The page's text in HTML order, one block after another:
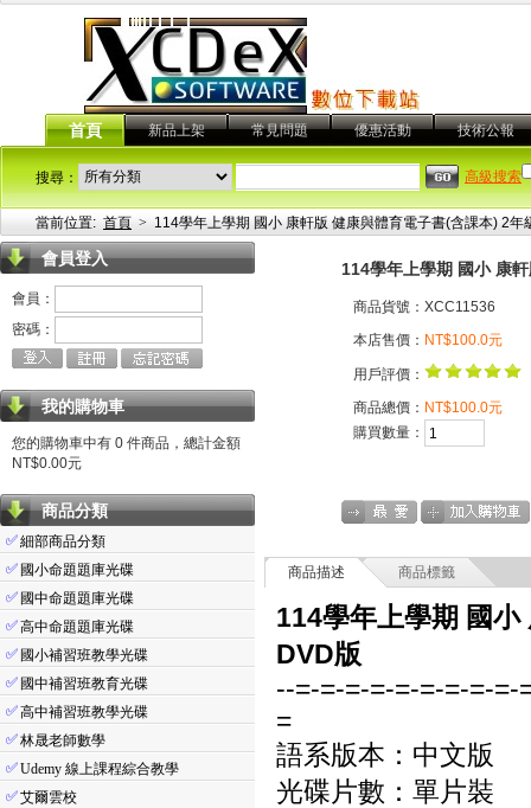
首頁 新品上架 常見問題 優惠活動 技術公報
搜尋： 高級搜索
當前位置: 首頁 > 114學年上學期 國小 康軒版 健康與體育電子書(含課本) 2年
會員登入
會員：
密碼：
我的購物車
您的購物車中有 0 件商品，總計金額
NT$0.00元
商品分類
✅細部商品分類
✅ 國小命題題庫光碟
✅ 國中命題題庫光碟
✅高中命題題庫光碟
✅ 國小補習班教學光碟
✅ 國中補習班教育光碟
✅高中補習班教學光碟
✅林晟老師數學
✅Udemy 線上課程綜合教學
✅艾爾雲校
114學年上學期 國小 康
商品貨號：XCC11536
本店售價： NT$100.0元
用戶評價：
商品總價： NT$100.0元
購買數量：
商品描述 商品標籤
114學年上學期 國
DVD版
--=-=-=-=-=-=-=-=-=-
=
語系版本：中文版
光碟片數：單片裝